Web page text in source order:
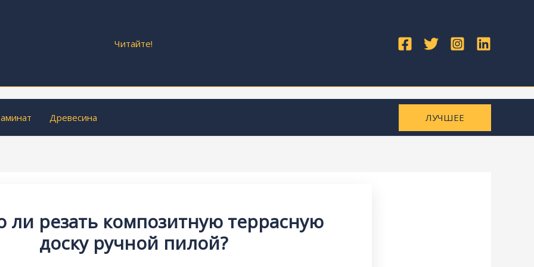
Читайте!
Древесина ЛУЧШЕЕ
резать композитную террасную
доску ручной пилой?